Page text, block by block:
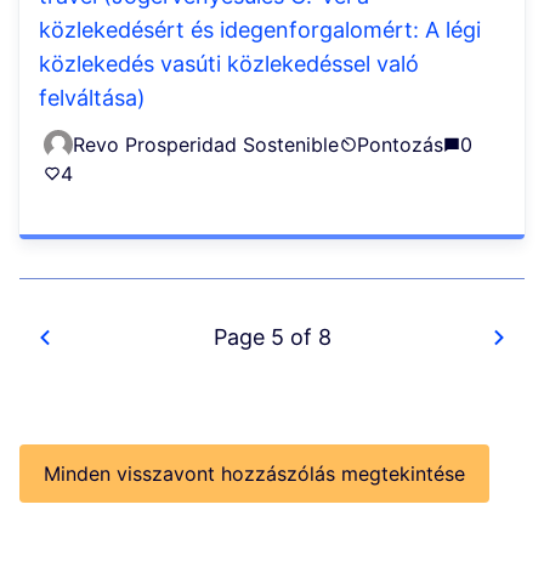
közlekedésért és idegenforgalomért: A légi
közlekedés vasúti közlekedéssel való
felváltása)
Revo Prosperidad Sostenible Pontozás
0
4
Page 5 of 8
Minden visszavont hozzászólás megtekintése